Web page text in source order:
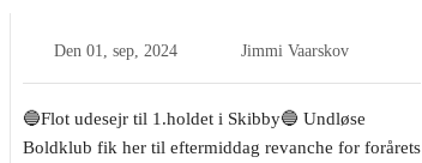
Den 01, sep, 2024 Jimmi Vaarskov
🔵Flot udesejr til 1.holdet i Skibby🔵 Undløse
Boldklub fik her til eftermiddag revanche for forårets